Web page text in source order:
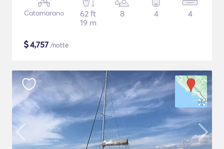
Catamarano
62 ft
19 m
8 4 4
$4,757 /notte